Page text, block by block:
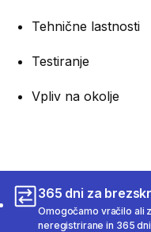
Tehnične lastnosti
Testiranje
Vpliv na okolje
365 dni za
Omogočamo vračilo ali
neregistrirane in 365